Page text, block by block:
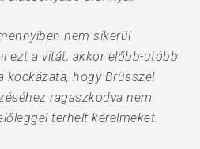
nem sikerül
ezt a vitát, akkor előbb-utóbb
kockázata, hogy Brüsszel
ragaszkodva nem
terhelt kérelmeket.